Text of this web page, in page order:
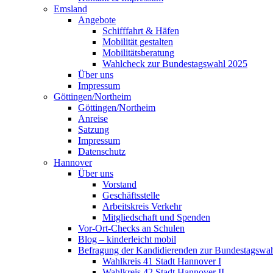
Emsland
Angebote
Schifffahrt & Häfen
Mobilität gestalten
Mobilitätsberatung
Wahlcheck zur Bundestagswahl 2025
Über uns
Impressum
Göttingen/Northeim
Göttingen/Northeim
Anreise
Satzung
Impressum
Datenschutz
Hannover
Über uns
Vorstand
Geschäftsstelle
Arbeitskreis Verkehr
Mitgliedschaft und Spenden
Vor-Ort-Checks an Schulen
Blog – kinderleicht mobil
Befragung der Kandidierenden zur
Wahlkreis 41 Stadt Hannover I